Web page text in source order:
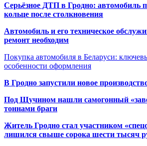
Серьёзное ДТП в Гродно: автомобиль
кольце после столкновения
Автомобиль и его техническое
ремонт необходим
Покупка автомобиля в Беларуси:
особенности оформления
В Гродно запустили новое
Под Щучином нашли самогонный
тоннами браги
Житель Гродно стал участником
лишился свыше сорока шести тысяч